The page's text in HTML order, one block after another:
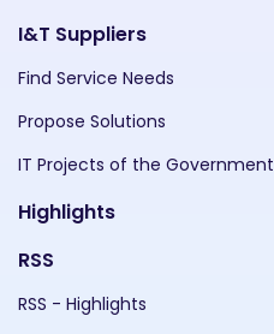
I&T Suppliers
Find Service Needs
Propose Solutions
IT Projects of the Government
Highlights
RSS
RSS - Highlights